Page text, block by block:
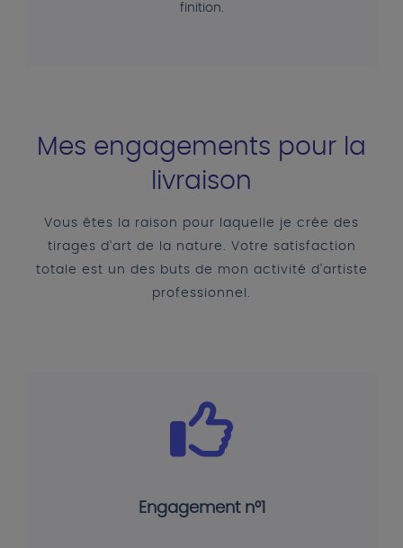
finition.
Mes engagements pour la
livraison
Vous êtes la raison pour laquelle je crée des
tirages d'art de la nature. Votre satisfaction
totale est un des buts de mon activité d'artiste
professionnel.
Engagement n°1